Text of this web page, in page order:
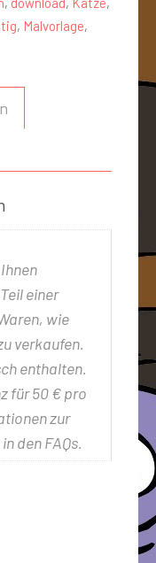
, Malvorlage,
einer
wie
verkaufen.
enthalten.
für 50 € pro
zur
den FAQs.